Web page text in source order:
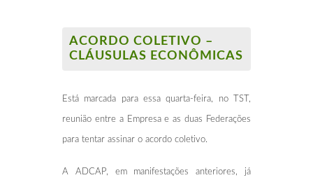
ACORDO COLETIVO –
CLÁUSULAS ECONÔMICAS
Está marcada para essa quarta-feira, no TST,
reunião entre a Empresa e as duas Federações
para tentar assinar o acordo coletivo.
A ADCAP, em manifestações anteriores, já